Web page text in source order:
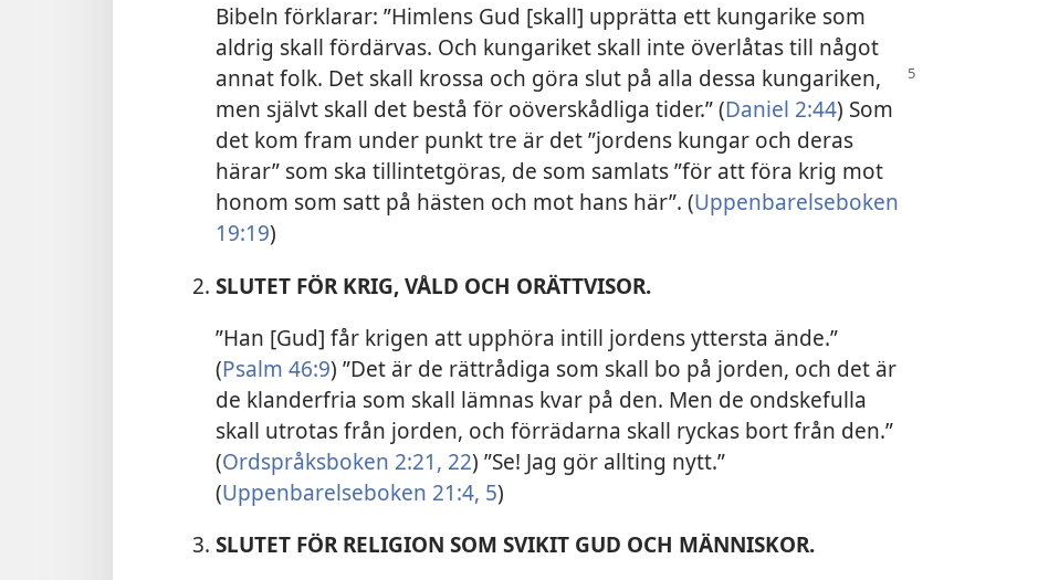
Bibeln förklarar: ”Himlens Gud [skall] upprätta ett kungarike som
aldrig skall fördärvas. Och kungariket skall inte överlåtas till något
annat folk. Det skall krossa och göra slut på alla dessa kungariken,
men självt skall det bestå för oöverskådliga tider.” (Daniel 2:44) Som
det kom fram under punkt tre är det ”jordens kungar och deras
härar” som ska tillintetgöras, de som samlats ”för att föra krig mot
honom som satt på hästen och mot hans här”. (Uppenbarelseboken
19:19)
SLUTET FÖR KRIG, VÅLD OCH ORÄTTVISOR.
”Han [Gud] får krigen att upphöra intill jordens yttersta ände.”
(Psalm 46:9) ”Det är de rättrådiga som skall bo på jorden, och det är
de klanderfria som skall lämnas kvar på den. Men de ondskefulla
skall utrotas från jorden, och förrädarna skall ryckas bort från den.”
(Ordspråksboken 2:21, 22) ”Se! Jag gör allting nytt.”
(Uppenbarelseboken 21:4, 5)
SLUTET FÖR RELIGION SOM SVIKIT GUD OCH MÄNNISKOR.